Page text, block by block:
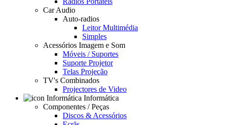
Car Audio
Auto-radios
Leitor Multimédia
Simples
Acessórios Imagem e Som
Móveis / Suportes
Suporte Projetor
Telas Projeção
TV's Combinados
Projectores de Video
Informática
Componentes / Peças
Discos & Acessórios